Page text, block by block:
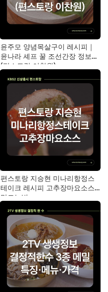
윤주모 양념목살구이 레시피｜
윤나라 셰프 꿀 조선간장 정보
(편스토랑 이찬원)
편스토랑 지승현 미나리항정스
테이크 레시피 고추장마요소스
만드는법